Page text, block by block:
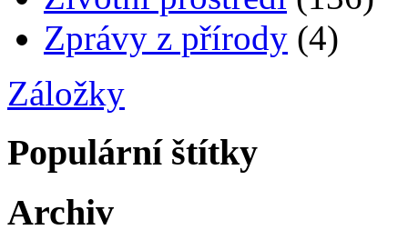
Zprávy z přírody (4)
Záložky
Populární štítky
Archiv